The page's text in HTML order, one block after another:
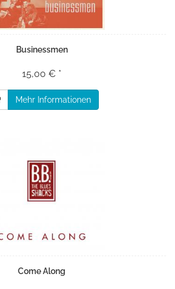
Businessmen
15,00 € *
Mehr Informationen
Come Along